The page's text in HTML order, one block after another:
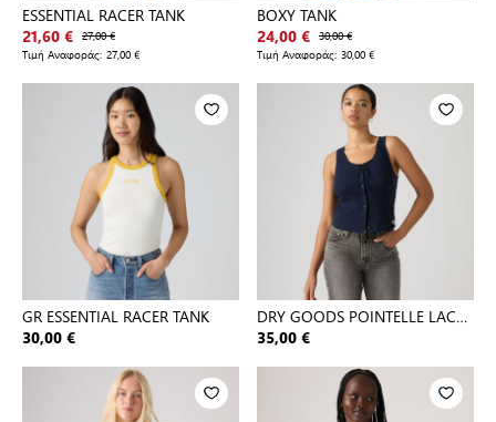
ESSENTIAL RACER TANK
21,60 € 27,00 €
Τιμή Αναφοράς: 27,00 €
BOXY TANK
24,00 € 30,00 €
Τιμή Αναφοράς: 30,00 €
GR ESSENTIAL RACER TANK
30,00 €
DRY GOODS POINTELLE LACE
TANK
35,00 €